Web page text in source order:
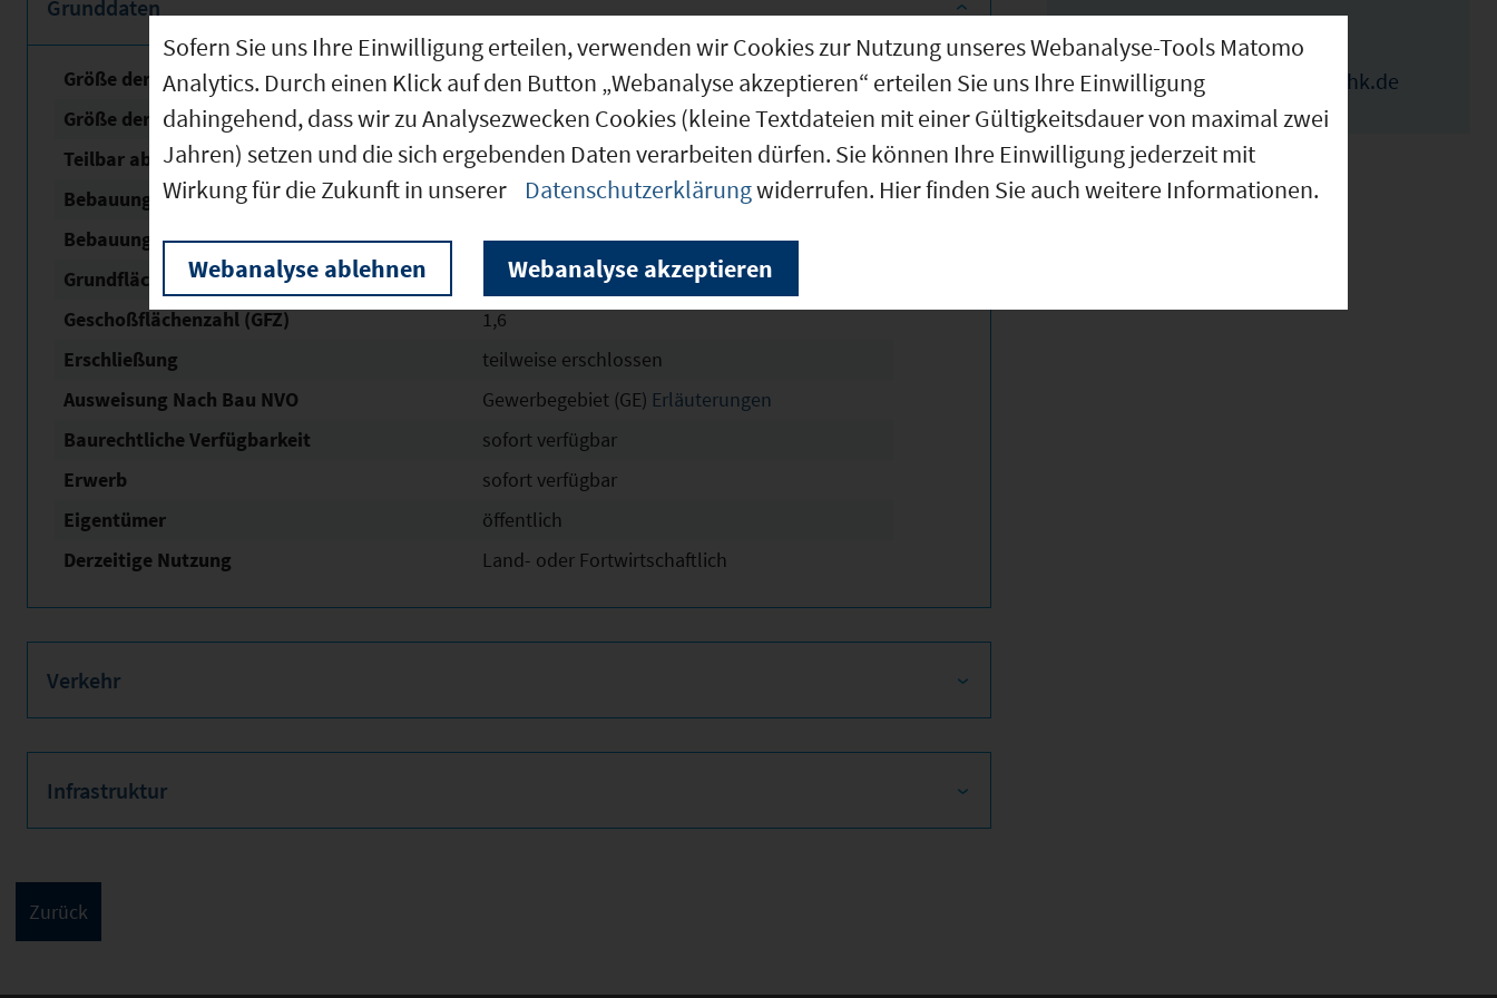
Grunddaten
Größe der unbebauten Fläche
8.500 m²
Größe der Fläche mit Baurecht
7.000 m²
Teilbar ab
1 m²
Bebauungsplan Nr. / Name
Nasse Wiesen
Bebauungsplan Status
rechtskräftig
Grundflächen­zahl (GRZ)
Geschoßflächen­zahl (GFZ)
1,6
Erschließung
teilweise erschlossen
Ausweisung Nach Bau NVO
Gewerbegebiet (GE) Erläuterungen
Baurechtliche Verfügbarkeit
sofort verfügbar
Erwerb
sofort verfügbar
Eigentümer
öffentlich
Derzeitige Nutzung
Land- oder Fortwirtschaftlich
Verkehr
Infrastruktur
Elka Ivanova
elka.ivanova@wuerzburg.ihk.de
Sofern Sie uns Ihre Einwilligung erteilen, verwenden wir Cookies zur Nutzung unseres Webanalyse-Tools Matomo
Analytics. Durch einen Klick auf den Button „Webanalyse akzeptieren“ erteilen Sie uns Ihre Einwilligung
dahingehend, dass wir zu Analysezwecken Cookies (kleine Textdateien mit einer Gültigkeitsdauer von maximal zwei
Jahren) setzen und die sich ergebenden Daten verarbeiten dürfen. Sie können Ihre Einwilligung jederzeit mit
Wirkung für die Zukunft in unserer
Datenschutzerklärungwiderrufen. Hier finden Sie auch weitere Informationen.
Webanalyse ablehnen Webanalyse akzeptieren